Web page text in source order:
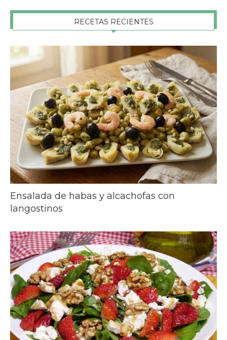
RECETAS RECIENTES
Ensalada de habas y alcachofas con
langostinos